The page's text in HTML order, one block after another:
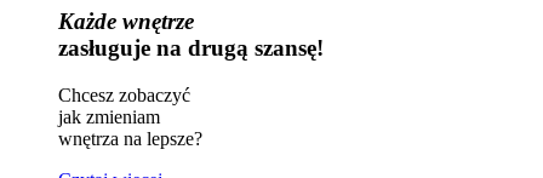
Każde wnętrze
zasługuje na drugą szansę!
Chcesz zobaczyć
jak zmieniam
wnętrza na lepsze?